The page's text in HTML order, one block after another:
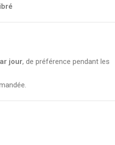
jour, de préférence pendant les